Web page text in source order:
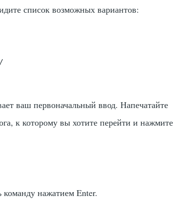
список возможных вариантов:
ваш первоначальный ввод. Напечатайте
к которому вы хотите перейти и
команду нажатиемEnter.